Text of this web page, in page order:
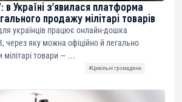
в Україні з’явилася платформа
продажу мілітарі товарів
українців працює онлайн-дошка
через яку можна офіційно й легально
товари — ...
#Цивільні громадяни